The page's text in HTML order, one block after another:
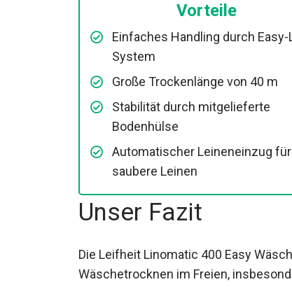
Vorteile
Einfaches Handling durch
System
Große Trockenlänge von 40 m
Stabilität durch mitgelieferte
Bodenhülse
Automatischer Leineneinzug für
saubere Leinen
Unser Fazit
Die Leifheit Linomatic 400 Easy
Wäschetrocknen im Freien,